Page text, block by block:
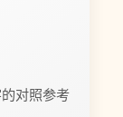
对照参考